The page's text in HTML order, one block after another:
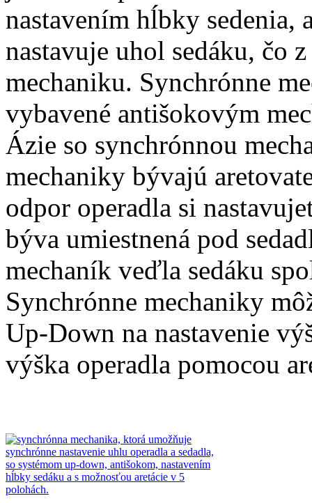
nastavením hĺbky
nastavuje uhol sedáku, čo
mechaniku. Synchrónne
vybavené antišokovým
Ázie so synchrónnou
mechaniky bývajú
odpor operadla si
býva umiestnená pod
mechaník veďla sedáku
Synchrónne mechaniky
Up-Down na nastavenie
výška operadla pomocou